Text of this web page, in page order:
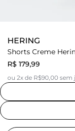
HERING
Shorts Creme
R$ 179,99
ou 2x de R$90,00 sem